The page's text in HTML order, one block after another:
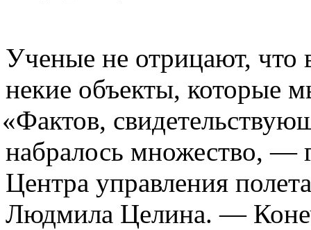
Ученые не отрицают, что
некие объекты, которые
«Фактов,
набралось множество, —
Центра управления
Людмила Целина. —